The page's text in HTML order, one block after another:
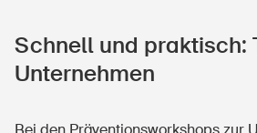
Startseite
Newsletter abonnieren
Schnell und praktisch:
Unternehmen